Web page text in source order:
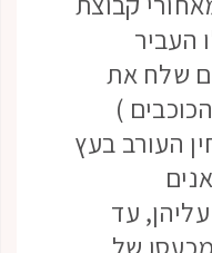
העביר
שלח את
)
העורב בעץ
עד
של